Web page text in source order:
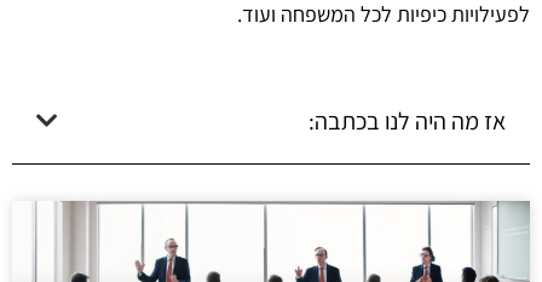
לפעילויות כיפיות לכל המשפחה ועוד.
אז מה היה לנו בכתבה: